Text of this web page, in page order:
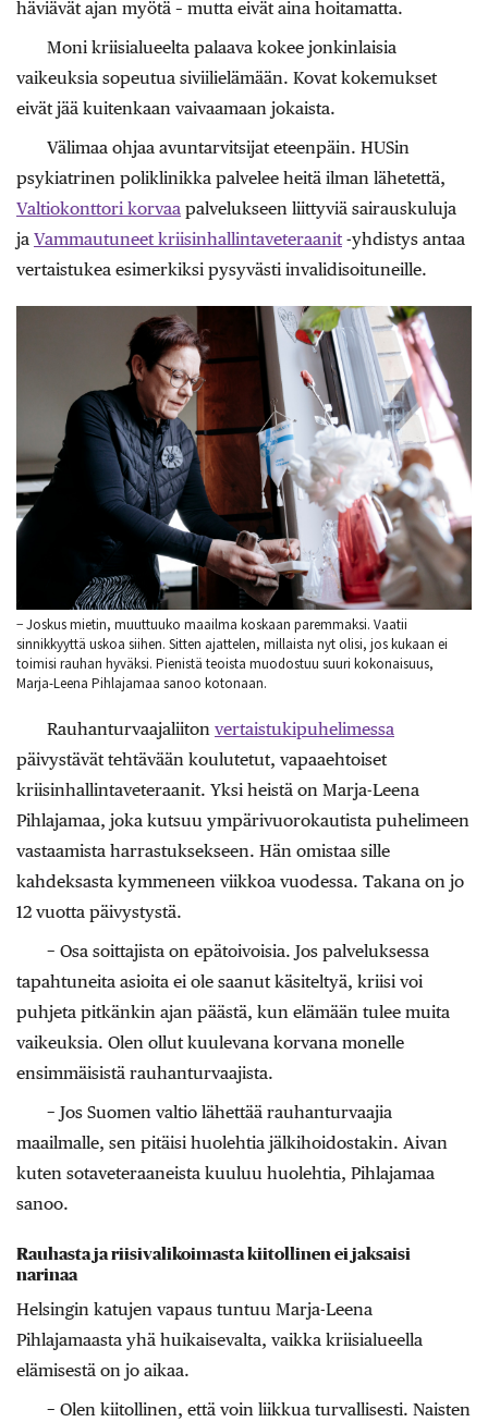
häviävät ajan myötä – mutta eivät aina hoitamatta.
Moni kriisialueelta palaava kokee jonkinlaisia
vaikeuksia sopeutua siviilielämään. Kovat kokemukset
eivät jää kuitenkaan vaivaamaan jokaista.
Välimaa ohjaa avuntarvitsijat eteenpäin. ­HUSin
psykiatrinen poliklinikka palvelee heitä ilman lähetettä,
Valtiokonttori korvaa palvelukseen liittyviä sairauskuluja
ja Vammautuneet kriisinhallintaveteraanit -yhdistys antaa
vertaistukea esimerkiksi pysyvästi invalidisoituneille.
− Joskus mietin, muuttuuko maailma koskaan paremmaksi. Vaatii
sinnikkyyttä uskoa siihen. Sitten ajattelen, millaista nyt olisi, jos kukaan ei
toimisi rauhan hyväksi. Pienistä teoista muodostuu suuri kokonaisuus,
Marja-Leena Pihlajamaa sanoo kotonaan.
Rauhanturvaajaliiton vertaistuki­puhelimessa
päivystävät tehtävään koulutetut, vapaaehtoiset
kriisinhallintaveteraanit. Yksi heistä on Marja-­Leena
Pihlajamaa, joka kutsuu ympärivuorokautista puhelimeen
vastaamista harrastuksekseen. Hän omistaa sille
kahdeksasta kymmeneen viikkoa vuodessa. Takana on jo
12 vuotta päivys­tystä.
− Osa soittajista on epätoivoisia. Jos palveluksessa
tapahtuneita asioita ei ole saanut käsiteltyä, kriisi voi
puhjeta pitkänkin ajan päästä, kun elämään tulee muita
vaikeuksia. Olen ollut kuulevana korvana monelle
ensimmäisistä rauhanturvaajista.
− Jos Suomen valtio lähettää rauhanturvaajia
maailmalle, sen pitäisi huolehtia jälkihoidostakin. Aivan
kuten sotaveteraaneista kuuluu huolehtia, Pihlajamaa
sanoo.
Rauhasta ja riisivalikoimasta kiitollinen ei jaksaisi
narinaa
Helsingin katujen vapaus tuntuu Marja-Leena
Pihlajamaasta yhä huikaisevalta, vaikka kriisialueella
elämisestä on jo aikaa.
− Olen kiitollinen, että voin liikkua turvallises­ti. Naisten